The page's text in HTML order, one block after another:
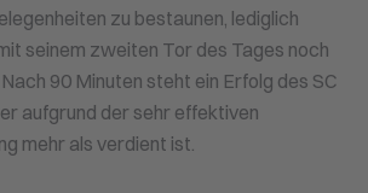
zu bestaunen, lediglich
seinem zweiten Tor des Tages noch
90 Minuten steht ein Erfolg des SC
aufgrund der sehr effektiven
mehr als verdient ist.